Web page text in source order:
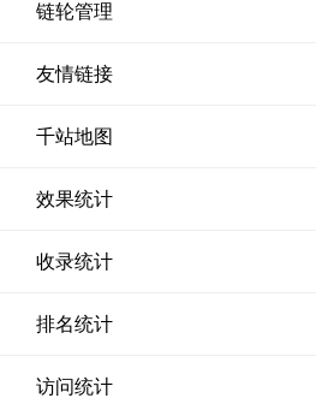
链轮管理
友情链接
千站地图
效果统计
收录统计
排名统计
访问统计